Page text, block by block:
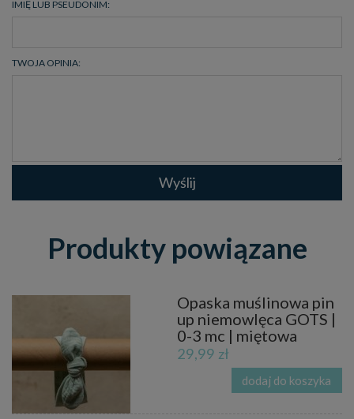
IMIĘ LUB PSEUDONIM:
TWOJA OPINIA:
Wyślij
Produkty powiązane
Opaska muślinowa pin
up niemowlęca GOTS |
0-3 mc | miętowa
29,99 zł
dodaj do koszyka